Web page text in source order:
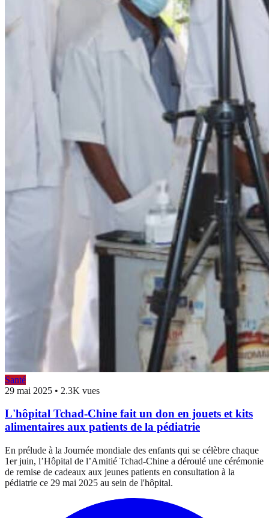
Santé
29 mai 2025 • 2.3K vues
L'hôpital Tchad-Chine fait un don en jouets et kits
alimentaires aux patients de la pédiatrie
En prélude à la Journée mondiale des enfants qui se célèbre chaque
1er juin, l’Hôpital de l’Amitié Tchad-Chine a déroulé une cérémonie
de remise de cadeaux aux jeunes patients en consultation à la
pédiatrie ce 29 mai 2025 au sein de l'hôpital.